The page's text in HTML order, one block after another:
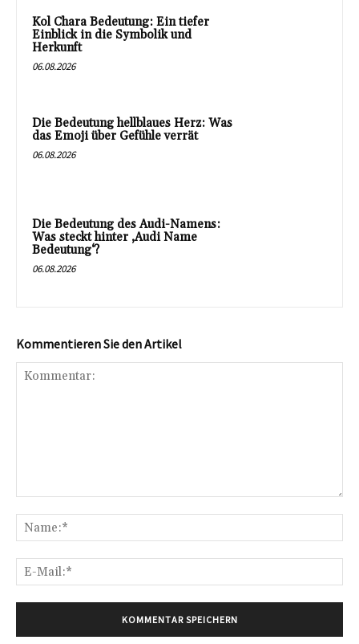
Kol Chara Bedeutung: Ein tiefer
Einblick in die Symbolik und
Herkunft
06.08.2026
Die Bedeutung hellblaues Herz: Was
das Emoji über Gefühle verrät
06.08.2026
Die Bedeutung des Audi-Namens:
Was steckt hinter ‚Audi Name
Bedeutung‘?
06.08.2026
Kommentieren Sie den Artikel